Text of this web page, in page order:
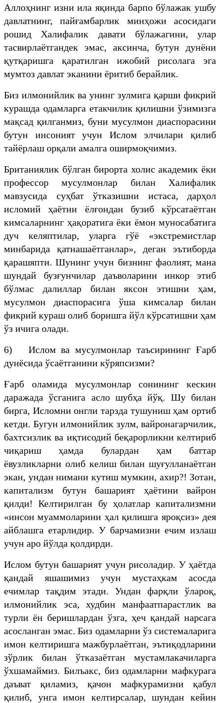
Аллоҳнинг изни ила яқинда барпо бўлажак ушбу
давлатнинг, пайғамбарлик минҳожи асосидаги
рошид Халифалик давати бўлажагини, улар
тасвирлаётгандек эмас, аксинча, бутун дунёни
қутқаришга қаратилган ижобий рисолага эга
мумтоз давлат эканини ёритиб берайлик.
Биз илмонийлик ва унинг зулмига қарши фикрий
курашда одамларга етакчилик қилишни ўзимизга
мақсад қилганмиз, буни мусулмон диаспорасини
бутун инсоният учун Ислом элчилари қилиб
тайёрлаш орқали амалга оширмоқчимиз.
Британиялик бўлган бирорта холис академик ёки
профессор мусулмонлар билан Халифалик
мавзусида суҳбат ўтказишни истаса, дарҳол
исломий ҳаётни ёлғондан бузиб кўрсатаётган
кимсаларнинг ҳақоратига ёки ёмон муносабатига
дуч келяптилар, уларга гўё «экстремистлар
минбарида қатнашаётганлар», деган эътиборда
қарашяпти. Шунинг учун бизнинг фаолият, мана
шундай бузғунчилар даъволарини инкор этиб
бўлмас далиллар билан яксон этишни ҳам,
мусулмон диаспорасига ўша кимсалар билан
фикрий кураш олиб боришга йўл кўрсатишни ҳам
ўз ичига олади.
6) Ислом ва мусулмонлар таъсирининг Ғарб
дунёсида ўсаётганини кўряпсизми?
Ғарб оламида мусулмонлар сонининг кескин
даражада ўсганига асло шубҳа йўқ. Шу билан
бирга, Исломни онгли тарзда тушуниш ҳам ортиб
кетди. Бугун илмонийлик зулм, вайронагарчилик,
бахтсизлик ва иқтисодий беқарорликни келтириб
чиқариш ҳамда булардан ҳам баттар
ёвузликларни олиб келиш билан шуғулланаётган
экан, ундан нимани кутиш мумкин, ахир?! Зотан,
капитализм бутун башарият ҳаётини вайрон
қилди! Келтирилган бу ҳолатлар капитализмни
«инсон муаммоларини ҳал қилишга яроқсиз» дея
айблашга етарлидир. У барчамизни ечим излаш
учун аро йўлда қолдирди.
Ислом бутун башарият учун рисоладир. У ҳаётда
қандай яшашимиз учун мустаҳкам асосда
ечимлар тақдим этади. Ундан фарқли ўлароқ,
илмонийлик эса, худбин манфаатпарастлик ва
турли ён беришлардан ўзга, ҳеч қандай нарсага
асосланган эмас. Биз одамларни ўз системаларига
имон келтиришга мажбурлаётган, эътиқодларини
зўрлик билан ўтказаётган мустамлакачиларга
ўхшамаймиз. Билъакс, биз одамларни мафкурага
даъват қиламиз, қачон мафкурамизни қабул
қилиб, унга имон келтирсалар, шундан кейин